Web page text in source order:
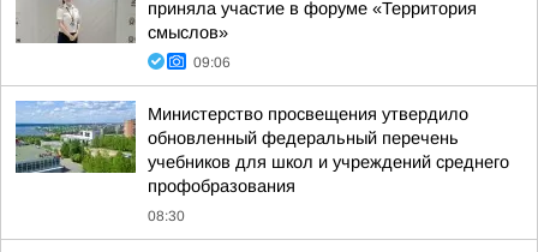
приняла участие в форуме «Территория
смыслов»
09:06
Министерство просвещения утвердило
обновленный федеральный перечень
учебников для школ и учреждений среднего
профобразования
08:30